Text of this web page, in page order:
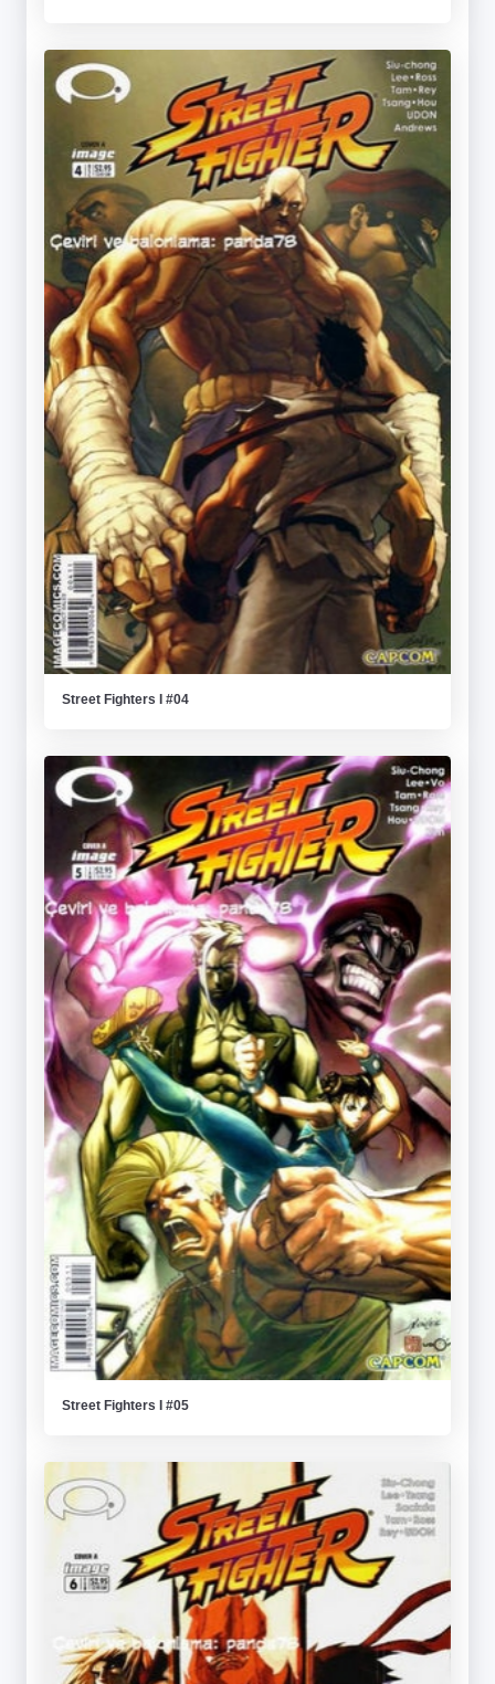
Street Fighters I #04
Street Fighters I #05